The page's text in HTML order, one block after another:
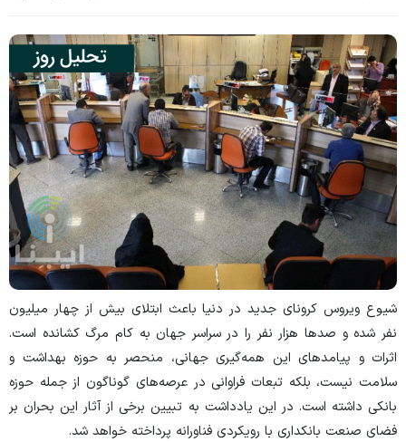
شیوع ویروس کرونای جدید در دنیا باعث ابتلای بیش از چهار میلیون
نفر شده و صدها هزار نفر را در سراسر جهان به کام مرگ کشانده است.
اثرات و پیامدهای این همه‌گیری جهانی، منحصر به حوزه بهداشت و
سلامت نیست، بلکه تبعات فراوانی در عرصه‌های گوناگون از جمله حوزه
بانکی داشته است. در این یادداشت به تبیین برخی از آثار این بحران بر
فضای صنعت بانکداری با رویکردی فناورانه پرداخته خواهد شد.